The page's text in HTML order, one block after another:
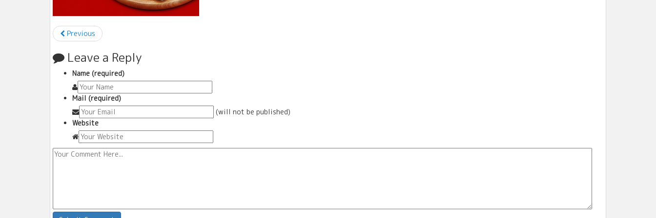
Previous
Leave a Reply
Name (required)
Mail (required)
(will not be published)
Website